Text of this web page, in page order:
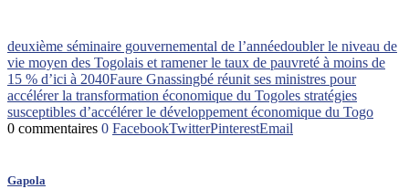
deuxième séminaire gouvernemental de l’annéedoubler le niveau de
vie moyen des Togolais et ramener le taux de pauvreté à moins de
15 % d’ici à 2040Faure Gnassingbé réunit ses ministres pour
accélérer la transformation économique du Togoles stratégies
susceptibles d’accélérer le développement économique du Togo
0 commentaires 0 FacebookTwitterPinterestEmail
Gapola